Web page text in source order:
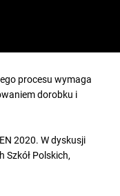
procesu wymaga
dorobku i
2020. W dyskusji
Polskich,